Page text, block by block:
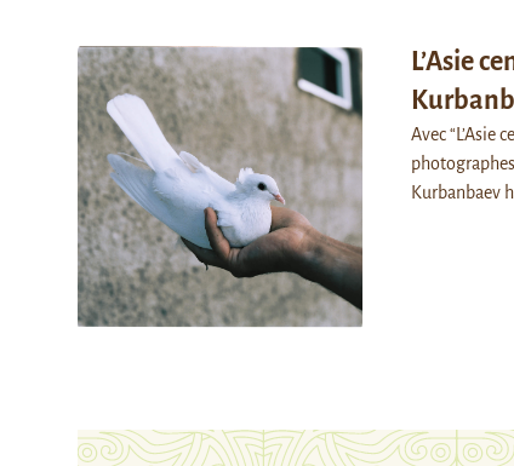
L’Asie
Avec “L’Asie
Kurbanbaev